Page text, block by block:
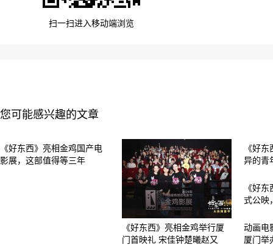
扫一扫进入移动端浏览
您可能感兴趣的文章
《好东西》亮相金鸡国产电
影展，这部值得等三年
《好东西》亮相金鸡举行厦
门首映礼 宋佳钟楚曦赵又
《好
异的青
《好
式公映
动画电
厦门举